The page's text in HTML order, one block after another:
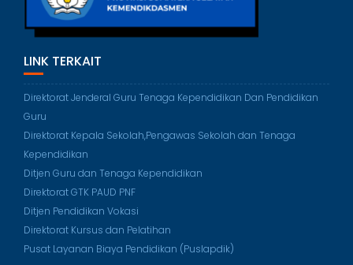
LINK TERKAIT
Direktorat Jenderal Guru Tenaga Kependidikan Dan Pendidikan
Guru
Direktorat Kepala Sekolah,Pengawas Sekolah dan Tenaga
Kependidikan
Ditjen Guru dan Tenaga Kependidikan
Direktorat GTK PAUD PNF
Ditjen Pendidikan Vokasi
Direktorat Kursus dan Pelatihan
Pusat Layanan Biaya Pendidikan (Puslapdik)